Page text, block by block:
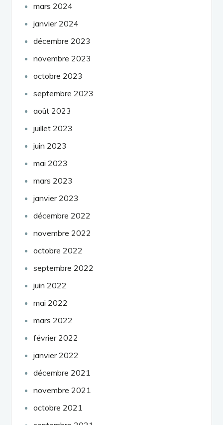
mars 2024
janvier 2024
décembre 2023
novembre 2023
octobre 2023
septembre 2023
août 2023
juillet 2023
juin 2023
mai 2023
mars 2023
janvier 2023
décembre 2022
novembre 2022
octobre 2022
septembre 2022
juin 2022
mai 2022
mars 2022
février 2022
janvier 2022
décembre 2021
novembre 2021
octobre 2021